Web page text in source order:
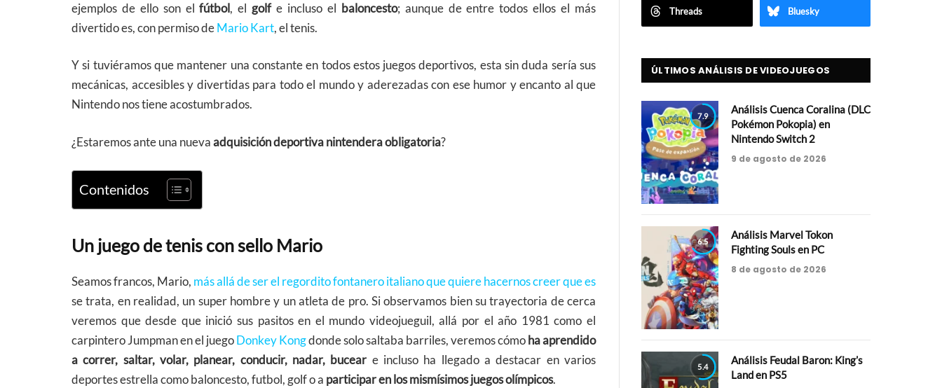
ejemplos de ello son elfútbol, el golfe incluso el baloncesto; aunque de entre todos ellos el más
divertido es, con permiso de Mario Kart, el tenis.
Y si tuviéramos que mantener una constante en todos estos juegos deportivos, esta sin duda sería sus
mecánicas, accesibles y divertidas para todo el mundo y aderezadas con ese humor y encanto al que
Nintendo nos tiene acostumbrados.
¿Estaremos ante una nueva adquisición deportiva nintendera obligatoria?
Contenidos
Un juego de tenis con sello Mario
Seamos francos, Mario, más allá de ser el regordito fontanero italiano que quiere hacernos creer que es
se trata, en realidad, un super hombre y un atleta de pro. Si observamos bien su trayectoria de cerca
veremos que desde que inició sus pasitos en el mundo videojueguil, allá por el año 1981 como el
carpintero Jumpman en el juego Donkey Kongdonde solo saltaba barriles, veremos cómo ha aprendido
a correr, saltar, volar, planear, conducir, nadar, bucear e incluso ha llegado a destacar en varios
deportes estrella como baloncesto, futbol, golf o a participar en los mismísimos juegos olímpicos.
Threads Bluesky
ÚLTIMOS ANÁLISIS DE VIDEOJUEGOS
7.9
Análisis Cuenca Coralina (DLC
Pokémon Pokopia) en
Nintendo Switch 2
9 de agosto de 2026
6.5
Análisis Marvel Tokon
Fighting Souls en PC
8 de agosto de 2026
5.4
Análisis Feudal Baron: King’s
Land en PS5